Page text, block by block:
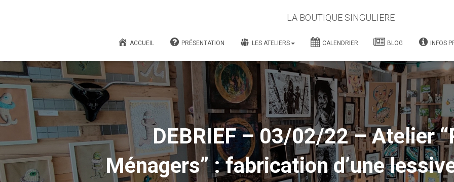
LA BOUTIQUE SINGULIERE
ACCUEIL PRÉSENTATION LES ATELIERS CALENDRIER BLOG INFOS
DEBRIEF – 03/02/22 – Atelier
Ménagers” : fabrication d’une